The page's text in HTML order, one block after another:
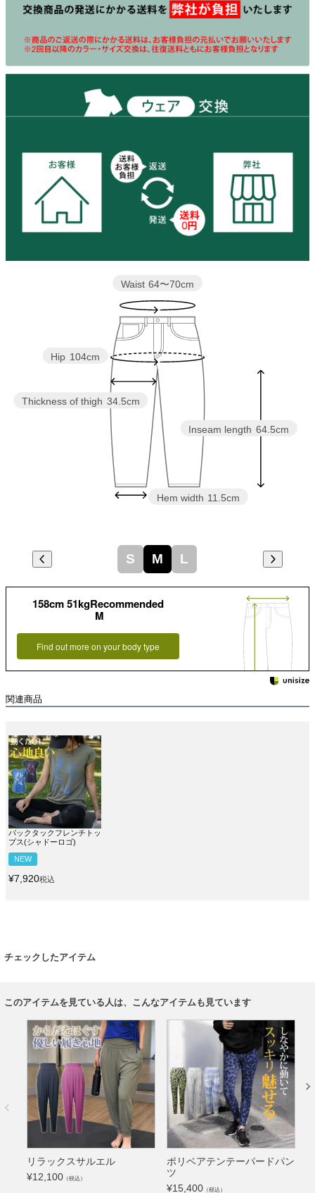
Inseam length 64.5cm
Hem width 11.5cm
Thickness of thigh 34.5cm
Hip 104cm
Waist 64〜70cm
S M L
158cm 51kgRecommended
M
Find out more on your body type
関連商品
バックタックフレンチトッ
プス(シャドーロゴ)
NEW
¥7,920税込
チェックしたアイテム
このアイテムを見ている人は、こんなアイテムも見ています
リラックスサルエル
¥12,100 （税込）
ポリベアテンテーパードパン
ツ
¥15,400 （税込）